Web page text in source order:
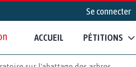
Se connecter
ACCUEIL PÉTITIONS